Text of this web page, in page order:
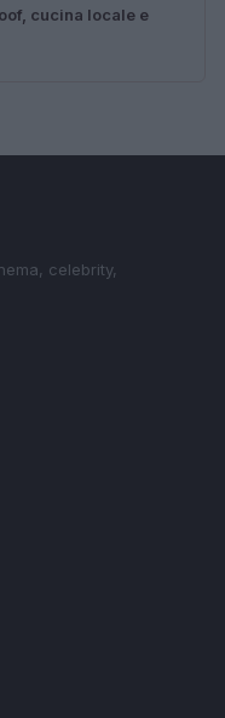
cucina locale e
celebrity,